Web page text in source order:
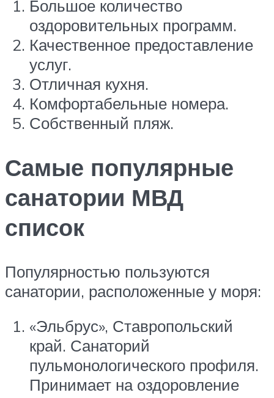
Большое количество
оздоровительных программ.
Качественное предоставление
услуг.
Отличная кухня.
Комфортабельные номера.
Собственный пляж.
Самые популярные
санатории МВД
список
Популярностью пользуются
санатории, расположенные у моря:
«Эльбрус», Ставропольский
край. Санаторий
пульмонологического профиля.
Принимает на оздоровление